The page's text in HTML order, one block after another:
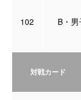
102 B・
対戦カード